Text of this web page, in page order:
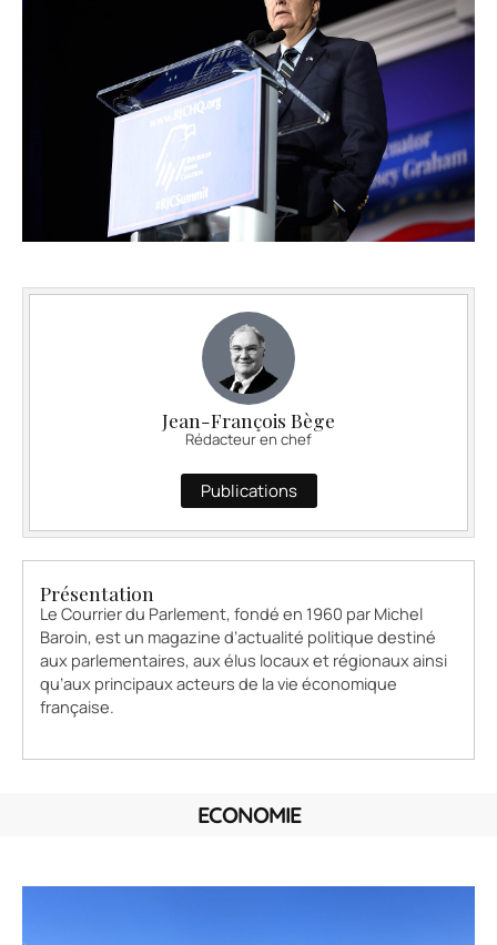
Jean-François Bège
Rédacteur en chef
Publications
Présentation
Le Courrier du Parlement, fondé en 1960 par Michel
Baroin, est un magazine d’actualité politique destiné
aux parlementaires, aux élus locaux et régionaux ainsi
qu’aux principaux acteurs de la vie économique
française.
ECONOMIE